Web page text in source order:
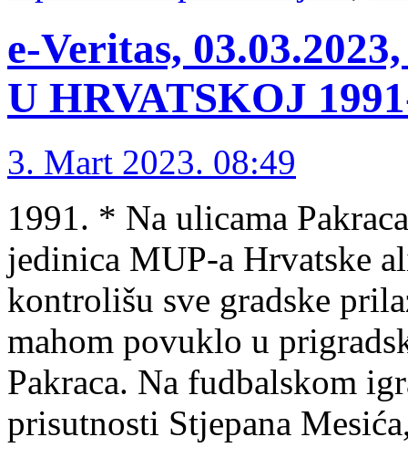
e-Veritas,
U HRVATSKOJ
3. Mart 2023. 08:49
1991. * Na ulicama
jedinica MUP-a Hrvatske
kontrolišu sve gradske
mahom povuklo u
Pakraca. Na fudbalskom
prisutnosti Stjepana